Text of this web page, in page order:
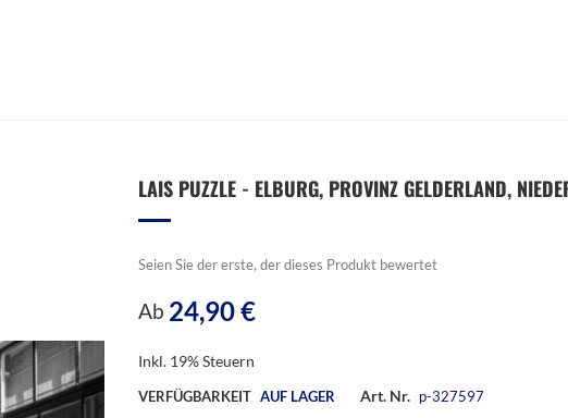
LAIS PUZZLE - ELBURG, PROVINZ GELDERLAND,
Seien Sie der erste, der dieses Produkt bewertet
Ab 24,90 €
Inkl. 19% Steuern
VERFÜGBARKEIT AUF LAGER Art. Nr. p-327597